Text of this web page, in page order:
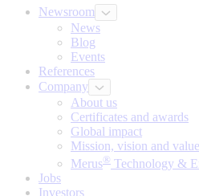
Newsroom
News
Blog
Events
References
Company
About us
Certificates and awards
Global impact
Mission, vision and
Merus® Technology &
Jobs
Investors